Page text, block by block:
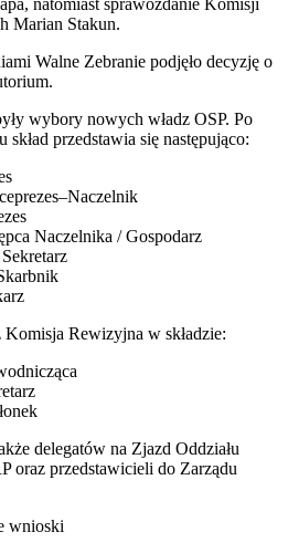
natomiast sprawozdanie Komisji
Marian Stakun.
Walne Zebranie podjęło decyzję o
wybory nowych władz OSP. Po
przedstawia się następująco:
Naczelnika / Gospodarz
Rewizyjna w składzie:
delegatów na Zjazd Oddziału
oraz przedstawicieli do Zarządu
wnioski